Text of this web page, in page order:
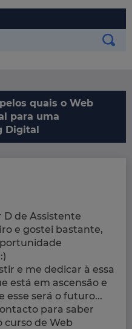
quais o Web
para uma
Digital
D de Assistente
e gostei bastante,
e me dedicar à essa
está em ascensão e
esse será o futuro...
para saber
curso de Web